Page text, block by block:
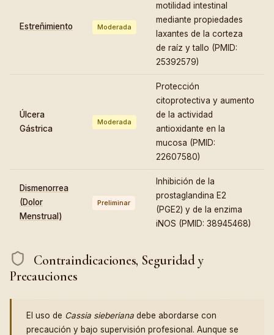
Estreñimiento Moderada
motilidad intestinal
mediante propiedades
laxantes de la corteza
de raíz y tallo (PMID:
25392579)
Úlcera
Gástrica
Moderada
Protección
citoprotectiva y aumento
de la actividad
antioxidante en la
mucosa (PMID:
22607580)
Dismenorrea
(Dolor
Menstrual)
Preliminar
Inhibición de la
prostaglandina E2
(PGE2) y de la enzima
iNOS (PMID: 38945468)
Contraindicaciones, Seguridad y
Precauciones
El uso de Cassia sieberiana debe abordarse con
precaución y bajo supervisión profesional. Aunque se